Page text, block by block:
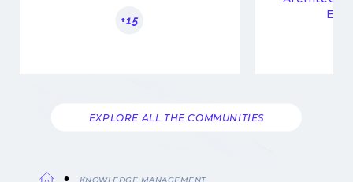
+15
EXPLORE ALL THE COMMUNITIES